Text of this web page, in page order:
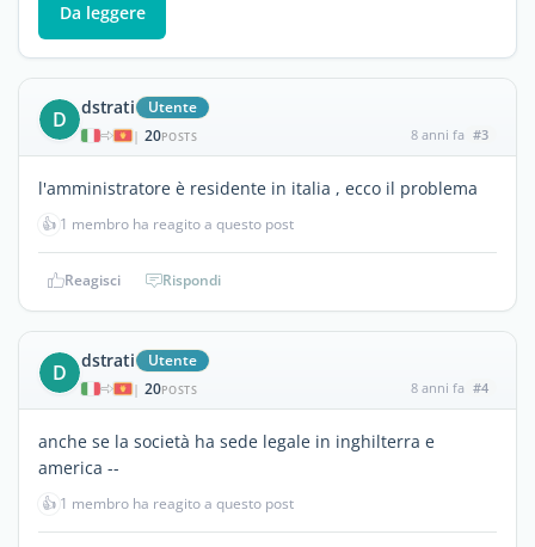
Da leggere
D dstrati Utente
| 20POSTS 8 anni fa #3
l'amministratore è residente in italia , ecco il problema
👍 1 membro ha reagito a questo post
Reagisci Rispondi
D dstrati Utente
| 20POSTS 8 anni fa #4
anche se la società ha sede legale in inghilterra e
america --
👍 1 membro ha reagito a questo post